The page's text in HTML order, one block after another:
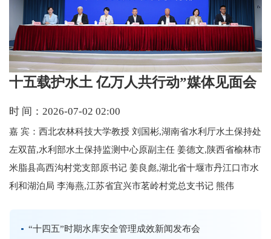
十五载护水土 亿万人共行动”媒体见面会
时 间： 2026-07-02 02:00
嘉 宾：西北农林科技大学教授 刘国彬,湖南省水利厅水土保持处
左双苗,水利部水土保持监测中心原副主任 姜德文,陕西省榆林市
米脂县高西沟村党支部原书记 姜良彪,湖北省十堰市丹江口市水
利和湖泊局 李海燕,江苏省宜兴市茗岭村党总支书记 熊伟
“十四五”时期水库安全管理成效新闻发布会